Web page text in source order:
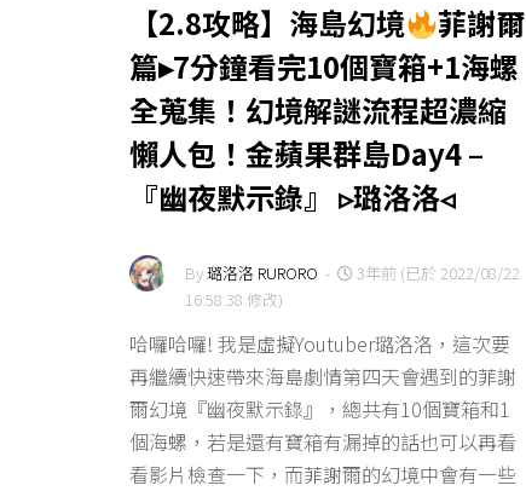
【2.8攻略】海島幻境
菲謝爾
篇▸7分鐘看完10個寶箱+1海螺
全蒐集！幻境解謎流程超濃縮
懶人包！金蘋果群島Day4 –
『幽夜默示錄』 ▹璐洛洛◃
By璐洛洛 RURORO -
3年前 (已於 2022/08/22
16:58:38 修改)
哈囉哈囉! 我是虛擬Youtuber璐洛洛，這次要
再繼續快速帶來海島劇情第四天會遇到的菲謝
爾幻境『幽夜默示錄』，總共有10個寶箱和1
個海螺，若是還有寶箱有漏掉的話也可以再看
看影片檢查一下，而菲謝爾的幻境中會有一些